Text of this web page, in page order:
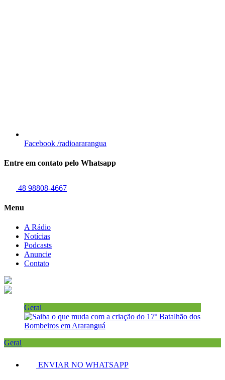
Facebook /radioararangua
Entre em contato pelo Whatsapp
48 98808-4667
Menu
A Rádio
Notícias
Podcasts
Anuncie
Contato
Geral
Geral
ENVIAR NO WHATSAPP